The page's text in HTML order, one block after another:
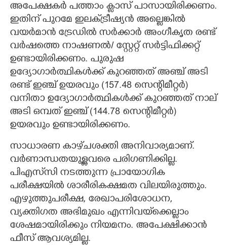
അപേക്ഷകർ പത്താം ക്ലാസ് പാസായിരിക്കണം.
ഇതിന് പുറമേ ഇലക്‌ട്രീഷ്യൻ അല്ലെങ്കിൽ
വയർമാൻ ട്രേഡിൽ സർക്കാർ അംഗീകൃത രണ്ട്
വർഷത്തെ നാഷണൽ/ സ്റ്റേറ്റ് സർട്ടിഫിക്കറ്റ്
ഉണ്ടായിരിക്കണം. പുരുഷ
ഉദ്യോഗാർത്ഥികൾക്ക് കുറഞ്ഞത് അഞ്ച് അടി
രണ്ട് ഇഞ്ച് ഉയരവും (157.48 സെന്റിമീറ്റർ)
വനിതാ ഉദ്യോഗാർത്ഥികൾക്ക് കുറഞ്ഞത് നാല്
അടി ഒമ്പത് ഇഞ്ച് (144.78 സെന്റിമീറ്റർ)
ഉയരവും ഉണ്ടായിരിക്കണം.
സാധാരണ കാഴ്‌ചശക്തി അനിവാര്യമാണ്.
വർണാന്ധതയുള്ളവരെ പരിഗണിക്കില്ല.
പിഎസ്‌സി നടത്തുന്ന പ്രായോഗിക
പരീക്ഷയിൽ ശാരീരികക്ഷമത വിലയിരുത്തും.
എഴുത്തുപരീക്ഷ, രേഖാപരിശോധന,
വ്യക്തിഗത അഭിമുഖം എന്നിവയ്‌ക്കെല്ലാം
ശേഷമായിരിക്കും നിയമനം. അപേക്ഷിക്കാൻ
ഫീസ് ആവശ്യമില്ല.